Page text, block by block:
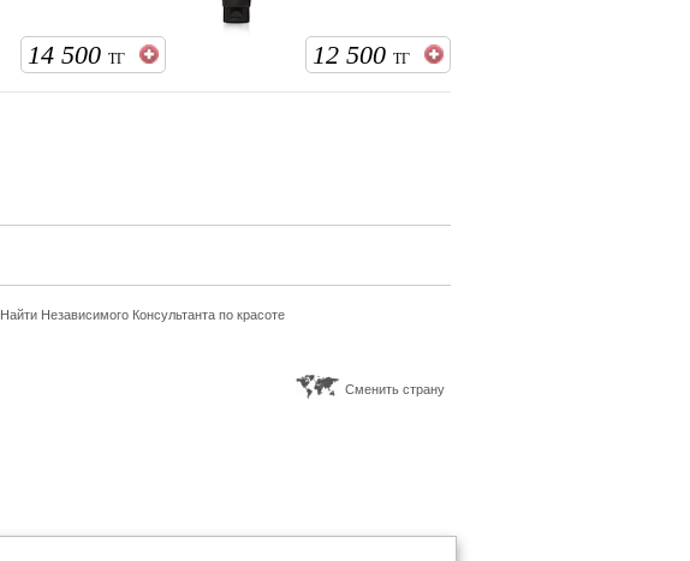
14 500ТГ 12 500 ТГ
Найти Независимого Консультанта по красоте
Сменить страну